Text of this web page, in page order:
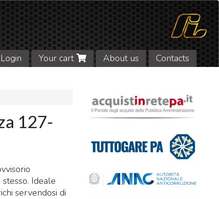
Login Your cart About us Contacts
127-
Ideale
servendosi di